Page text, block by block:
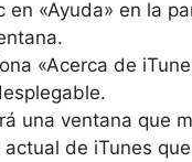
en «Ayuda» en la
«Acerca de
una ventana ‍que
actual de iTunes‌